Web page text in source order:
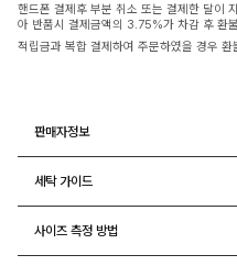
핸드폰 결제후 부분 취소 또는 결제한 달이
아 반품시 결제금액의 3.75%가 차감 후 환
적립금과 복합 결제하여 주문하였을 경우
판매자정보
세탁 가이드
사이즈 측정 방법